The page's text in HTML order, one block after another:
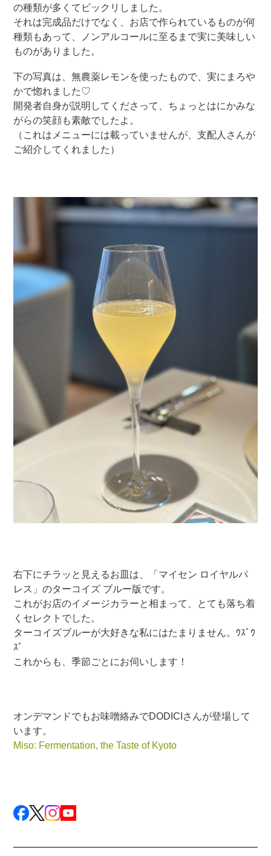
の種類が多くてビックリしました。
それは完成品だけでなく、お店で作られているものが何
種類もあって、ノンアルコールに至るまで実に美味しい
ものがありました。
下の写真は、無農薬レモンを使ったもので、実にまろや
かで惚れました♡
開発者自身が説明してくださって、ちょっとはにかみな
がらの笑顔も素敵でしたよ。
（これはメニューには載っていませんが、支配人さんが
ご紹介してくれました）
右下にチラッと見えるお皿は、「マイセン ロイヤルパ
レス」のターコイズ ブルー版です。
これがお店のイメージカラーと相まって、とても落ち着
くセレクトでした。
ターコイズブルーが大好きな私にはたまりません。ｳｽﾞｳ
ｽﾞ
これからも、季節ごとにお伺いします！
オンデマンドでもお味噌絡みでDODICIさんが登場して
います。
Miso: Fermentation, the Taste of Kyoto